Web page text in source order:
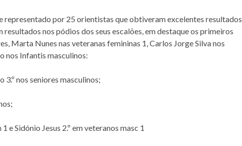
representado por 25 orientistas que obtiveram excelentes resultados,
nos pódios dos seus escalões, em destaque os primeiros
Marta Nunes nas veteranas femininas 1, Carlos Jorge Silva nos
nos Infantis masculinos:
3.º nos seniores masculinos;
e Sidónio Jesus 2.º em veteranos masc 1